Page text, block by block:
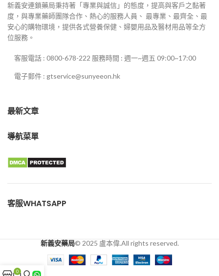
新義安連鎖藥局秉持著「專業與誠信」的態度，提高與客戶之黏著
度，與專業藥師團隊合作、熱心的服務人員、 最專業、最齊全、最
安心的購物環境，提供各式營養保健、婦嬰用品及醫材用品等全方
位服務。
客服電話 : 0800-678-222 服務時間 : 週一~週五 09:00~17:00
電子郵件 : gtservice@sunyeeon.hk
最新文章
導航菜單
客服WHATSAPP
新義安藥局© 2025 盧本偉.All rights reserved.
0